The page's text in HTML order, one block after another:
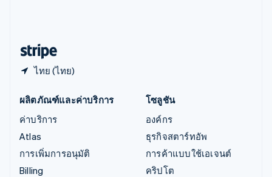
ไทย (ไทย)
ผลิตภัณฑ์และค่าบริการ
ค่าบริการ
Atlas
การเพิ่มการอนุมัติ
Billing
โซลูชัน
องค์กร
ธุรกิจสตาร์ทอัพ
การค้าแบบใช้เอเจนต์
คริปโต